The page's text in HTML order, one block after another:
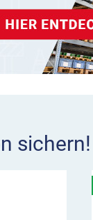
sichern!